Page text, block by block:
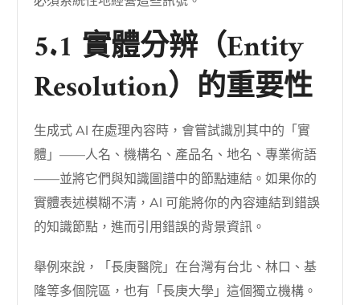
5.1 實體分辨（Entity
Resolution）的重要性
生成式 AI 在處理內容時，會嘗試識別其中的「實
體」——人名、機構名、產品名、地名、專業術語
——並將它們與知識圖譜中的節點連結。如果你的
實體表述模糊不清，AI 可能將你的內容連結到錯誤
的知識節點，進而引用錯誤的背景資訊。
舉例來說，「長庚醫院」在台灣有台北、林口、基
隆等多個院區，也有「長庚大學」這個獨立機構。